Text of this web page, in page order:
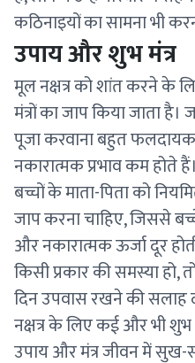
कठिनाइयों का सामना भी
उपाय और शुभ मंत्र
मूल नक्षत्र को शांत करने
मंत्रों का जाप किया जाता
पूजा करवाना बहुत फलदायक
नकारात्मक प्रभाव कम होते
बच्चों के माता-पिता को
जाप करना चाहिए, जिससे
और नकारात्मक ऊर्जा दूर
किसी प्रकार की समस्या हो,
दिन उपवास रखने की सलाह
नक्षत्र के लिए कई और भी शुभ
उपाय और मंत्र जीवन में सुख-